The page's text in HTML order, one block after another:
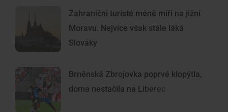
Zahraniční turisté méně míří na jižní
Moravu. Nejvíce však stále láká
Slováky
Brněnská Zbrojovka poprvé klopýtla,
doma nestačila na Liberec